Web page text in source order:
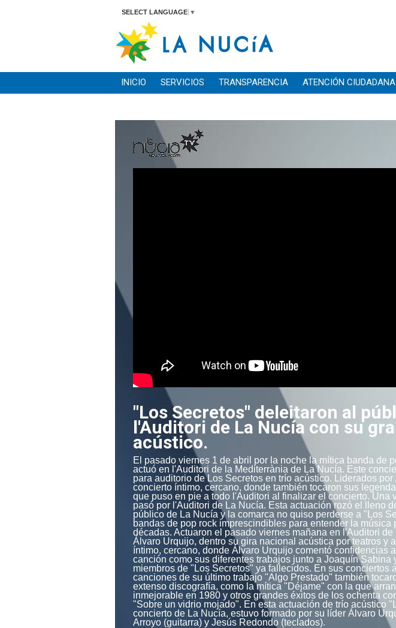
SELECT LANGUAGE ▼
INICIO SERVICIOS TRANSPARENCIA ATENCIÓN CIUDADANA
"Los Secretos" deleitaron al
l'Auditori de La Nucía con su
acústico.
El pasado viernes 1 de abril por la noche la mítica banda de
actuó en l'Auditori de la Mediterrània de La Nucía. Este
para auditorio de Los Secretos en trío acústico. Liderados
concierto íntimo, cercano, donde también tocaron sus
que puso en pie a todo l'Auditori al finalizar el concierto. Una
pasó por l'Auditori de La Nucía. Esta actuación rozó el lleno
público de La Nucía y la comarca no quiso perderse a "Los
bandas de pop rock imprescindibles para entender la música
décadas. Actuaron el pasado viernes mañana en l'Auditori
Álvaro Urquijo, dentro su gira nacional acústica por teatros y
íntimo, cercano, donde Álvaro Urquijo comentó confidencias
canción como sus diferentes trabajos junto a Joaquín Sabina
miembros de "Los Secretos" ya fallecidos. En sus conciertos
canciones de su último trabajo "Algo Prestado" también
extenso discografía, como la mítica "Déjame" con la que
inmejorable en 1980 y otros grandes éxitos de los ochenta
"Sobre un vidrio mojado". En esta actuación de trío acústico
concierto de La Nucía, estuvo formado por su líder Álvaro
Arroyo (guitarra) y Jesús Redondo (teclados).